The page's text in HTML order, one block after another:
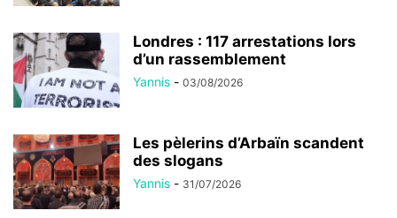
Londres : 117 arrestations lors
d’un rassemblement
Yannis - 03/08/2026
Les pèlerins d’Arbaïn scandent
des slogans
Yannis - 31/07/2026